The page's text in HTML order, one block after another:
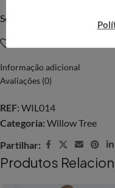
Solicitar mais informações
Informação adicional
Avaliações (0)
REF: WIL014
Categoria: Willow Tree
Partilhar:
Produtos